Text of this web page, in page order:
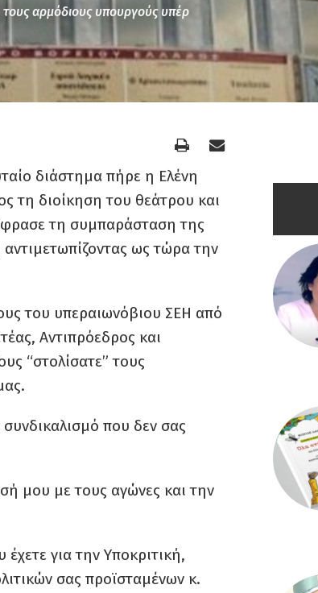
τους αρμόδιους υπουργούς υπέρ
διάστημα πήρε η Ελένη
τη διοίκηση του θεάτρου και
τη συμπαράσταση της
ως τώρα την
του υπεραιωνόβιου ΣΕΗ από
Αντιπρόεδρος και
“στολίσατε” τους
που δεν σας
μου με τους αγώνες και την
για την Υποκριτική,
σας προϊσταμένων κ.